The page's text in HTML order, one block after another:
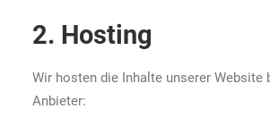
2. Hosting
Wir hosten die Inhalte unserer Website
Anbieter: